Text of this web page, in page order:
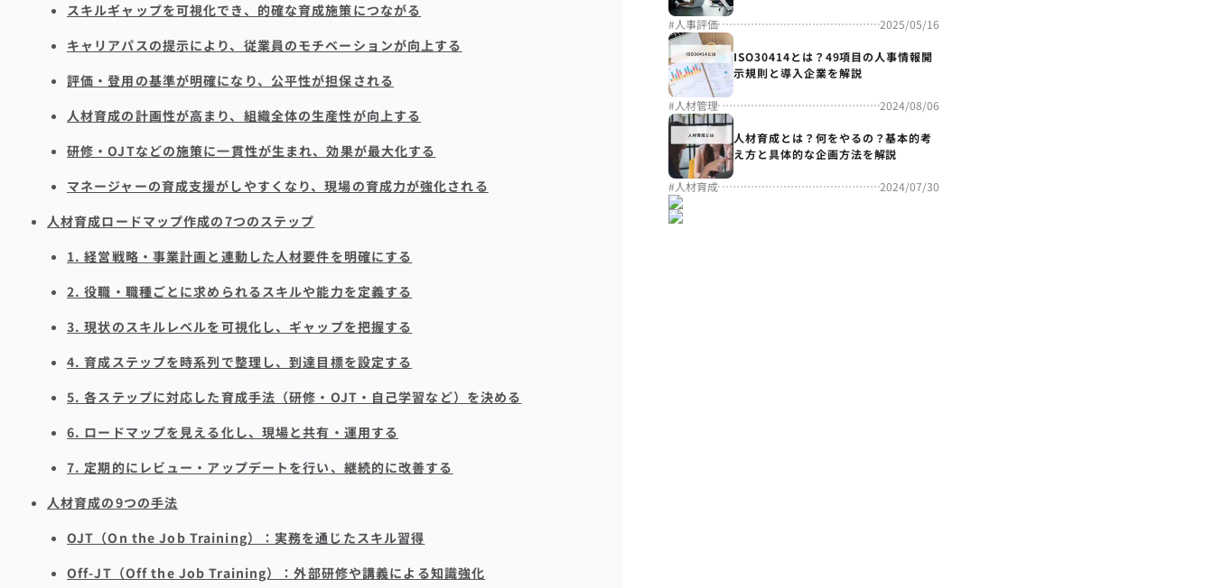
スキルギャップを可視化でき、的確な育成施策につながる
キャリアパスの提示により、従業員のモチベーションが向上する
評価・登用の基準が明確になり、公平性が担保される
人材育成の計画性が高まり、組織全体の生産性が向上する
研修・OJTなどの施策に一貫性が生まれ、効果が最大化する
マネージャーの育成支援がしやすくなり、現場の育成力が強化される
人材育成ロードマップ作成の7つのステップ
1. 経営戦略・事業計画と連動した人材要件を明確にする
2. 役職・職種ごとに求められるスキルや能力を定義する
3. 現状のスキルレベルを可視化し、ギャップを把握する
4. 育成ステップを時系列で整理し、到達目標を設定する
5. 各ステップに対応した育成手法（研修・OJT・自己学習など）を決める
6. ロードマップを見える化し、現場と共有・運用する
7. 定期的にレビュー・アップデートを行い、継続的に改善する
人材育成の9つの手法
OJT（On the Job Training）：実務を通じたスキル習得
Off-JT（Off the Job Training）：外部研修や講義による知識強化
#人事評価 2025/05/16
ISO30414とは？49項目の人事情報開
示規則と導入企業を解説
#人材管理 2024/08/06
人材育成とは？何をやるの？基本的考
え方と具体的な企画方法を解説
#人材育成 2024/07/30